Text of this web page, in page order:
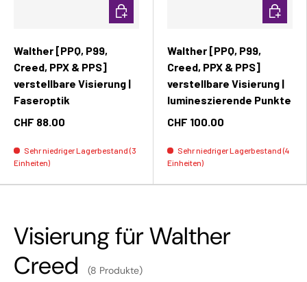
Walther [PPQ, P99,
Creed, PPX & PPS]
verstellbare Visierung |
Faseroptik
CHF 88.00
Sehr niedriger Lagerbestand (3
Einheiten)
In den Warenkorb
Walther [PPQ, P99,
Creed, PPX & PPS]
verstellbare Visierung |
lumineszierende Punkte
CHF 100.00
Sehr niedriger Lagerbestand (4
Einheiten)
In den
Visierung für Walther
Creed
(8 Produkte)